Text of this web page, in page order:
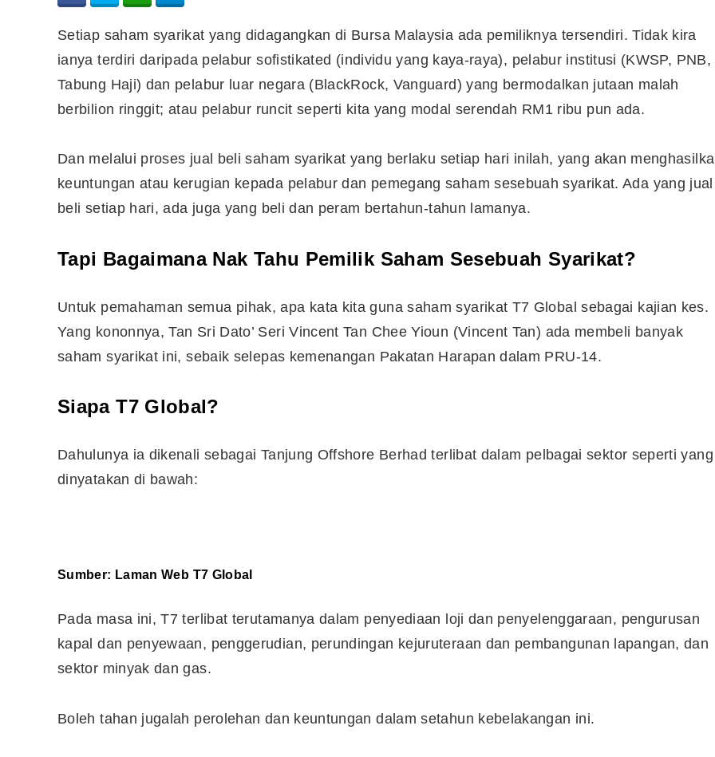
Setiap saham syarikat yang didagangkan di Bursa Malaysia ada pemiliknya tersendiri. Tidak kira
ianya terdiri daripada pelabur sofistikated (individu yang kaya-raya), pelabur institusi (KWSP, PNB,
Tabung Haji) dan pelabur luar negara (BlackRock, Vanguard) yang bermodalkan jutaan malah
berbilion ringgit; atau pelabur runcit seperti kita yang modal serendah RM1 ribu pun ada.
Dan melalui proses jual beli saham syarikat yang berlaku setiap hari inilah, yang akan
keuntungan atau kerugian kepada pelabur dan pemegang saham sesebuah syarikat. Ada yang jual
beli setiap hari, ada juga yang beli dan peram bertahun-tahun lamanya.
Tapi Bagaimana Nak Tahu Pemilik Saham Sesebuah Syarikat?
Untuk pemahaman semua pihak, apa kata kita guna saham syarikat T7 Global sebagai kajian kes.
Yang kononnya, Tan Sri Dato’ Seri Vincent Tan Chee Yioun (Vincent Tan) ada membeli banyak
saham syarikat ini, sebaik selepas kemenangan Pakatan Harapan dalam PRU-14.
Siapa T7 Global?
Dahulunya ia dikenali sebagai Tanjung Offshore Berhad terlibat dalam pelbagai sektor seperti yang
dinyatakan di bawah:
Sumber: Laman Web T7 Global
Pada masa ini, T7 terlibat terutamanya dalam penyediaan loji dan penyelenggaraan, pengurusan
kapal dan penyewaan, penggerudian, perundingan kejuruteraan dan pembangunan lapangan, dan
sektor minyak dan gas.
Boleh tahan jugalah perolehan dan keuntungan dalam setahun kebelakangan ini.